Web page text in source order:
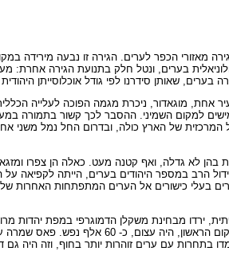
מאזורי הכפר לערים. הגירה זו נבעה
בערים, ונטל חלק בתנועת הגירה
שאותן סידרנו לפי גודל אוכלוסייתן
אחת, מוגאדור, ניכרת מגמה הפוכה לעלייה
למקום השמיני. ההסבר לכך קשור בתמורה
המרכזית של הארץ כולה, ובדרום החל נמל משני
בהן לא גדלה, ואף קטנה מעט. כאלה הן צפרו
הרב במספר היהודים בערים, הייתה
בעלי כישורים אל הערים המתפתחות האחרות של
ירדו מבחינת משקלן הדמוגרפי במפת יהדות
ירדה אמנם מן המקום הראשון רק לשני,
בתחרות עם ערים זוהרות יותר בחוף, וזה היה